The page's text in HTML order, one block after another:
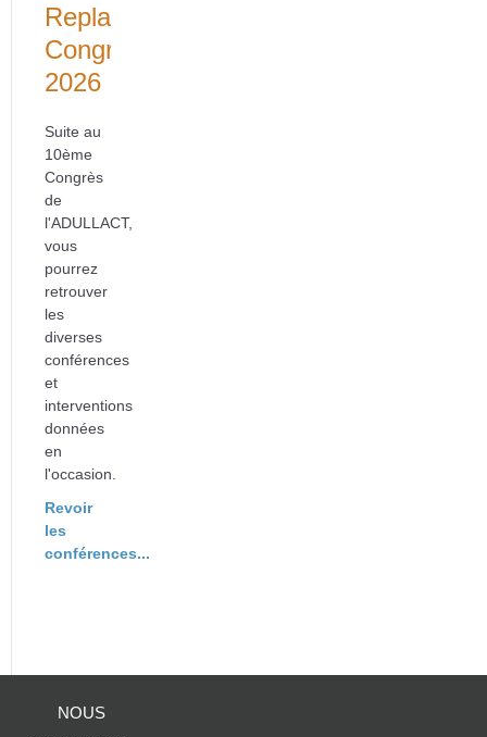
Replays
Congrès
2026
Suite au
10ème
Congrès
de
l'ADULLACT,
vous
pourrez
retrouver
les
diverses
conférences
et
interventions
données
en
l'occasion.
Revoir
les
conférences...
NOUS